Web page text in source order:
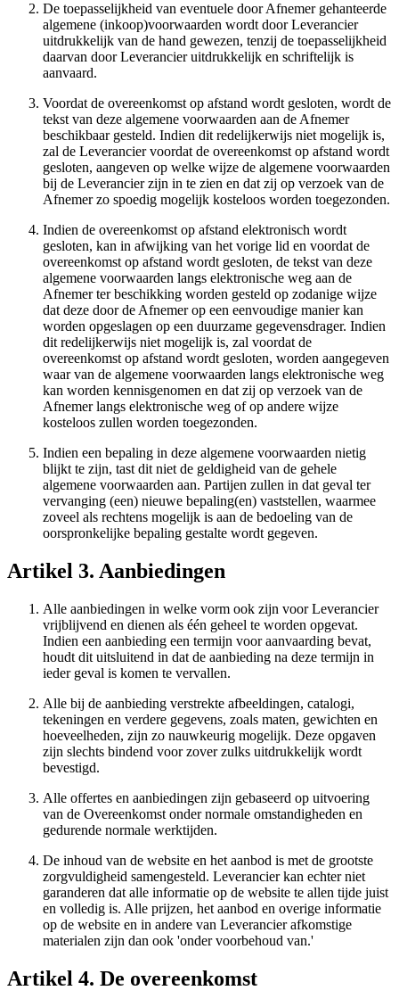
De toepasselijkheid van eventuele door Afnemer gehanteerde
algemene (inkoop)voorwaarden wordt door Leverancier
uitdrukkelijk van de hand gewezen, tenzij de toepasselijkheid
daarvan door Leverancier uitdrukkelijk en schriftelijk is
aanvaard.
Voordat de overeenkomst op afstand wordt gesloten, wordt de
tekst van deze algemene voorwaarden aan de Afnemer
beschikbaar gesteld. Indien dit redelijkerwijs niet mogelijk is,
zal de Leverancier voordat de overeenkomst op afstand wordt
gesloten, aangeven op welke wijze de algemene voorwaarden
bij de Leverancier zijn in te zien en dat zij op verzoek van de
Afnemer zo spoedig mogelijk kosteloos worden toegezonden.
Indien de overeenkomst op afstand elektronisch wordt
gesloten, kan in afwijking van het vorige lid en voordat de
overeenkomst op afstand wordt gesloten, de tekst van deze
algemene voorwaarden langs elektronische weg aan de
Afnemer ter beschikking worden gesteld op zodanige wijze
dat deze door de Afnemer op een eenvoudige manier kan
worden opgeslagen op een duurzame gegevensdrager. Indien
dit redelijkerwijs niet mogelijk is, zal voordat de
overeenkomst op afstand wordt gesloten, worden aangegeven
waar van de algemene voorwaarden langs elektronische weg
kan worden kennisgenomen en dat zij op verzoek van de
Afnemer langs elektronische weg of op andere wijze
kosteloos zullen worden toegezonden.
Indien een bepaling in deze algemene voorwaarden nietig
blijkt te zijn, tast dit niet de geldigheid van de gehele
algemene voorwaarden aan. Partijen zullen in dat geval ter
vervanging (een) nieuwe bepaling(en) vaststellen, waarmee
zoveel als rechtens mogelijk is aan de bedoeling van de
oorspronkelijke bepaling gestalte wordt gegeven.
Artikel 3. Aanbiedingen
Alle aanbiedingen in welke vorm ook zijn voor Leverancier
vrijblijvend en dienen als één geheel te worden opgevat.
Indien een aanbieding een termijn voor aanvaarding bevat,
houdt dit uitsluitend in dat de aanbieding na deze termijn in
ieder geval is komen te vervallen.
Alle bij de aanbieding verstrekte afbeeldingen, catalogi,
tekeningen en verdere gegevens, zoals maten, gewichten en
hoeveelheden, zijn zo nauwkeurig mogelijk. Deze opgaven
zijn slechts bindend voor zover zulks uitdrukkelijk wordt
bevestigd.
Alle offertes en aanbiedingen zijn gebaseerd op uitvoering
van de Overeenkomst onder normale omstandigheden en
gedurende normale werktijden.
De inhoud van de website en het aanbod is met de grootste
zorgvuldigheid samengesteld. Leverancier kan echter niet
garanderen dat alle informatie op de website te allen tijde juist
en volledig is. Alle prijzen, het aanbod en overige informatie
op de website en in andere van Leverancier afkomstige
materialen zijn dan ook 'onder voorbehoud van.'
Artikel 4. De overeenkomst